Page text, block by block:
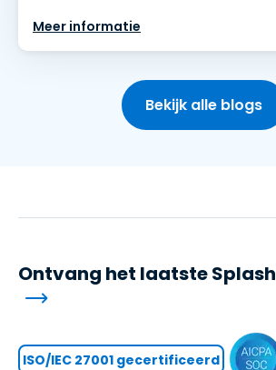
Meer informatie
Bekijk alle blogs
Ontvang het laatste
ISO/IEC 27001 gecertificeerd